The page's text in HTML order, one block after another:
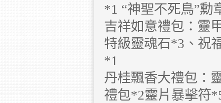
*1 “神聖不死鳥”勳
吉祥如意禮包：靈
特級靈魂石*3、祝
*1
丹桂飄香大禮包：
禮包*2靈片暴擊符